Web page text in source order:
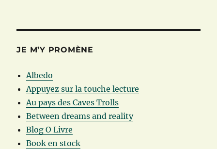
JE M’Y PROMÈNE
Albedo
Appuyez sur la touche lecture
Au pays des Caves Trolls
Between dreams and reality
Blog O Livre
Book en stock